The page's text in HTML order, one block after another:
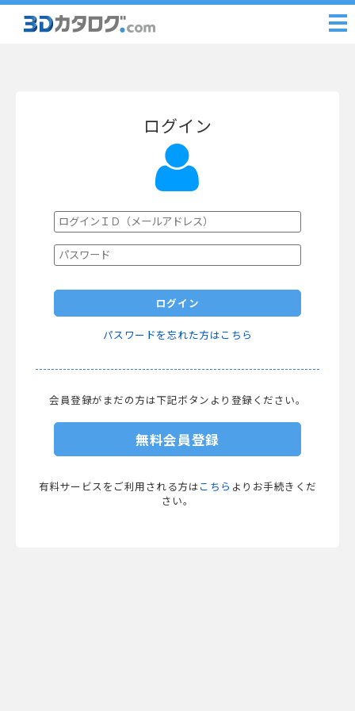
ログイン
ログイン
パスワードを忘れた方はこちら
会員登録がまだの方は下記ボタンより登録ください。
無料会員登録
有料サービスをご利用される方は こちら よりお手続きくだ
さい。